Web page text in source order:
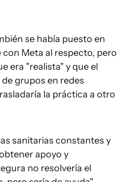
se había puesto en
Meta al respecto, pero
era "realista" y que el
grupos en redes
la práctica a otro
sanitarias constantes y
apoyo y
no resolvería el